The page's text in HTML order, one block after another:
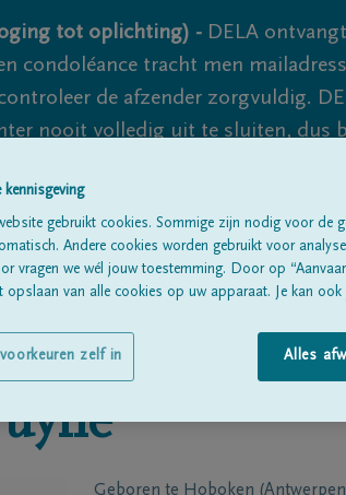
tot oplichting) - DELA
condoléance tracht men
de afzender zorgvuldig.
nooit volledig uit te sluiten, dus
Alle
Geboren te Hoboken
kennisgeving
gebruikt cookies. Sommige zijn nodig voor de
Andere cookies worden gebruikt voor
vragen we wél jouw toestemming. Door op
opslaan van alle cookies op uw apparaat. Je kan ook
Alles
zelf in